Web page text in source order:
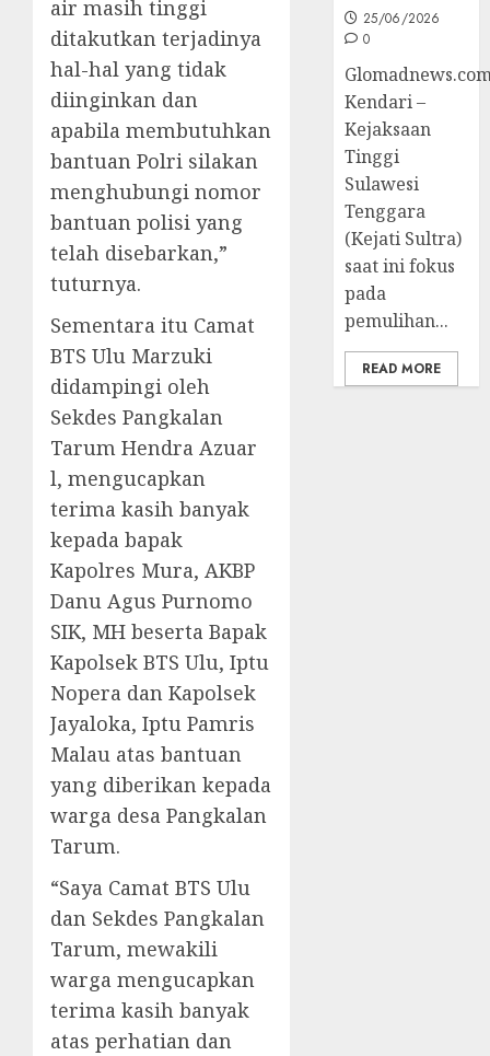
air masih tinggi
ditakutkan terjadinya
hal-hal yang tidak
diinginkan dan
apabila membutuhkan
bantuan Polri silakan
menghubungi nomor
bantuan polisi yang
telah disebarkan,”
tuturnya.
Sementara itu Camat
BTS Ulu Marzuki
didampingi oleh
Sekdes Pangkalan
Tarum Hendra Azuar
l, mengucapkan
terima kasih banyak
kepada bapak
Kapolres Mura, AKBP
Danu Agus Purnomo
SIK, MH beserta Bapak
Kapolsek BTS Ulu, Iptu
Nopera dan Kapolsek
Jayaloka, Iptu Pamris
Malau atas bantuan
yang diberikan kepada
warga desa Pangkalan
Tarum.
“Saya Camat BTS Ulu
dan Sekdes Pangkalan
Tarum, mewakili
warga mengucapkan
terima kasih banyak
atas perhatian dan
25/06/2026
0
Kendari –
Kejaksaan
Tinggi
Sulawesi
Tenggara
(Kejati Sultra)
saat ini fokus
pada
pemulihan...
READ MORE